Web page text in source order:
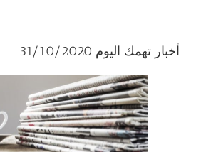
أخبار تهمك اليوم 31/10/2020